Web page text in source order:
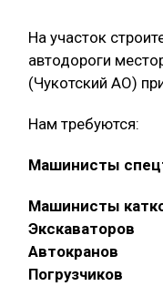
На участок
автодороги
(Чукотский АО)
Нам требуются:
Машинисты
Машинисты
Экскаваторов
Автокранов
Погрузчиков